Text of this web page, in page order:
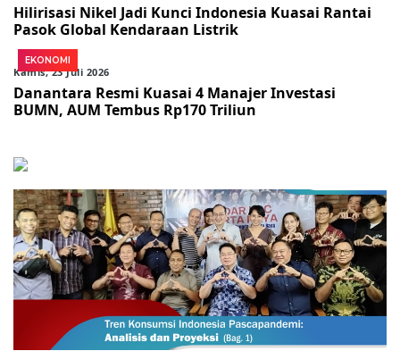
Hilirisasi Nikel Jadi Kunci Indonesia Kuasai Rantai
Pasok Global Kendaraan Listrik
EKONOMI
Kamis, 23 Juli 2026
Danantara Resmi Kuasai 4 Manajer Investasi
BUMN, AUM Tembus Rp170 Triliun
Gelar Kopdar, KBC Jakarta Raya Hadirkan Pakar Ritel